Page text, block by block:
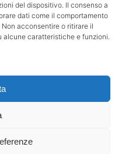
del dispositivo. Il consenso a
dati come il comportamento
acconsentire o ritirare il
alcune caratteristiche e funzioni.
al trattamento dei
nellaprivacy policy?
Informativa clienti